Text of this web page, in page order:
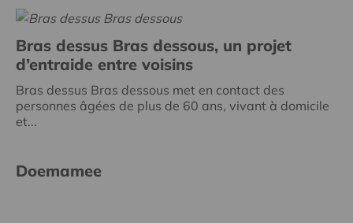
Bras dessus Bras dessous, un projet
d’entraide entre voisins
Bras dessus Bras dessous met en contact des
personnes âgées de plus de 60 ans, vivant à domicile
et...
Doemamee